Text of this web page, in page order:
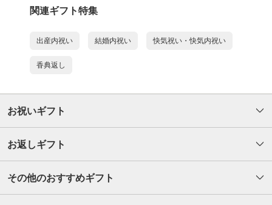
関連ギフト特集
出産内祝い 結婚内祝い 快気祝い・快気内祝い
香典返し
お祝いギフト
お返しギフト
その他のおすすめギフト